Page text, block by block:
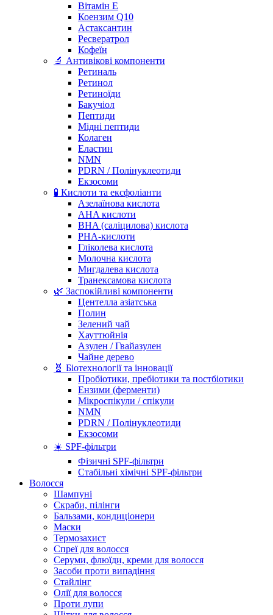
Вітамін Е
Коензим Q10
Астаксантин
Ресвератрол
Кофеїн
🔬 Антивікові компоненти
Ретиналь
Ретинол
Ретиноїди
Бакучіол
Пептиди
Мідні пептиди
Колаген
Еластин
NMN
PDRN / Полінуклеотиди
Екзосоми
🧪 Кислоти та ексфоліанти
Азелаїнова кислота
AHA кислоти
BHA (саліцилова) кислота
PHA-кислоти
Гліколева кислота
Молочна кислота
Мигдалева кислота
Транексамова кислота
🌿 Заспокійливі компоненти
Центелла азіатська
Полин
Зелений чай
Хауттюйнія
Азулен / Гвайазулен
Чайне дерево
🧬 Біотехнології та інновації
Пробіотики, пребіотики та постбіотики
Ензими (ферменти)
Мікроспікули / спікули
NMN
PDRN / Полінуклеотиди
Екзосоми
☀️ SPF-фільтри
Фізичні SPF-фільтри
Стабільні хімічні SPF-фільтри
Волосся
Шампуні
Скраби, пілінги
Бальзами, кондиціонери
Маски
Термозахист
Спреї для волосся
Серуми, флюїди, креми для волосся
Засоби проти випадіння
Стайлінг
Олії для волосся
Проти лупи